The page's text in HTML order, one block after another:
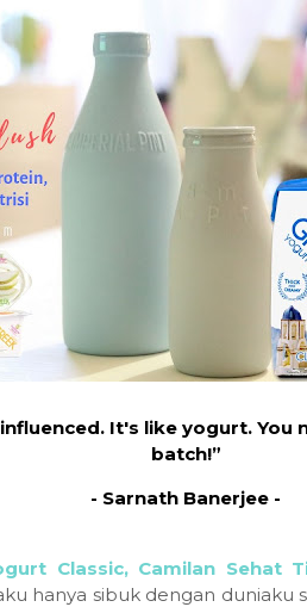
It's like yogurt.
batch!”
- Sarnath Banerjee -
Classic, Camilan Sehat
hanya sibuk dengan